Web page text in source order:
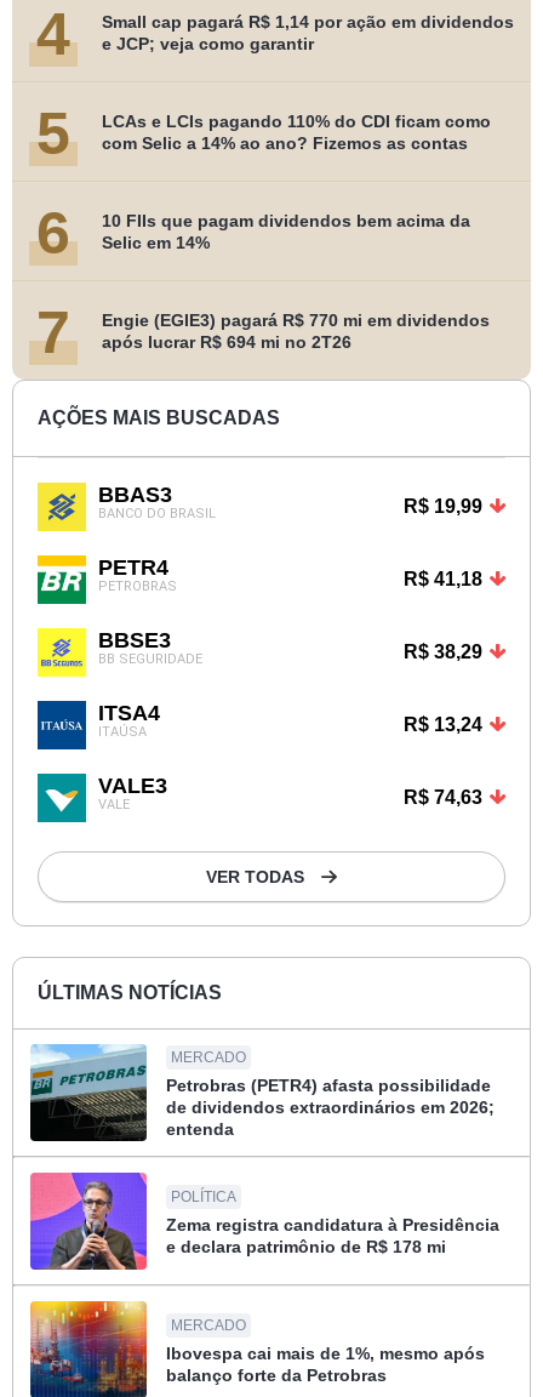
4
Small cap pagará R$ 1,14 por ação em dividendos
e JCP; veja como garantir
5
LCAs e LCIs pagando 110% do CDI ficam como
com Selic a 14% ao ano? Fizemos as contas
6
10 FIIs que pagam dividendos bem acima da
Selic em 14%
7
Engie (EGIE3) pagará R$ 770 mi em dividendos
após lucrar R$ 694 mi no 2T26
AÇÕES MAIS BUSCADAS
BBAS3
BANCO DO BRASIL R$ 19,99
PETR4
PETROBRAS R$ 41,18
BBSE3
BB SEGURIDADE R$ 38,29
ITSA4
ITAÚSA R$ 13,24
VALE3
VALE R$ 74,63
VER TODAS
ÚLTIMAS NOTÍCIAS
MERCADO
Petrobras (PETR4) afasta possibilidade
de dividendos extraordinários em 2026;
entenda
POLÍTICA
Zema registra candidatura à Presidência
e declara patrimônio de R$ 178 mi
MERCADO
Ibovespa cai mais de 1%, mesmo após
balanço forte da Petrobras